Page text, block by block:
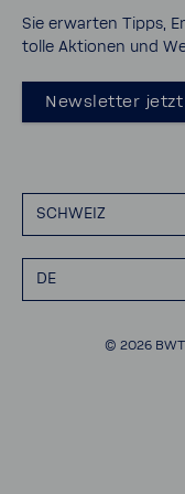
Zerti­fi­zie­rungen
Impressum
Sie erwarten Tipps,
tolle Aktionen und
News­letter jetzt
© 2026
SCHWEIZ
DE